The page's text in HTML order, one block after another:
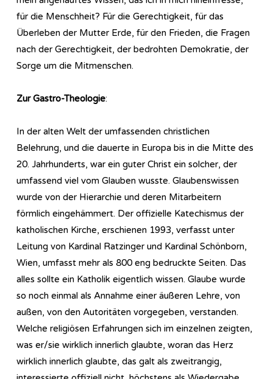
für die Menschheit? Für die Gerechtigkeit, für das
Überleben der Mutter Erde, für den Frieden, die Fragen
nach der Gerechtigkeit, der bedrohten Demokratie, der
Sorge um die Mitmenschen.
Zur Gastro-Theologie:
In der alten Welt der umfassenden christlichen
Belehrung, und die dauerte in Europa bis in die Mitte des
20. Jahrhunderts, war ein guter Christ ein solcher, der
umfassend viel vom Glauben wusste. Glaubenswissen
wurde von der Hierarchie und deren Mitarbeitern
förmlich eingehämmert. Der offizielle Katechismus der
katholischen Kirche, erschienen 1993, verfasst unter
Leitung von Kardinal Ratzinger und Kardinal Schönborn,
Wien, umfasst mehr als 800 eng bedruckte Seiten. Das
alles sollte ein Katholik eigentlich wissen. Glaube wurde
so noch einmal als Annahme einer äußeren Lehre, von
außen, von den Autoritäten vorgegeben, verstanden.
Welche religiösen Erfahrungen sich im einzelnen zeigten,
was er/sie wirklich innerlich glaubte, woran das Herz
wirklich innerlich glaubte, das galt als zweitrangig,